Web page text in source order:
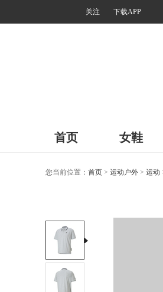
关注 下载APP
首页 女鞋
您当前位置： 首页 > 运动户外 > 运动